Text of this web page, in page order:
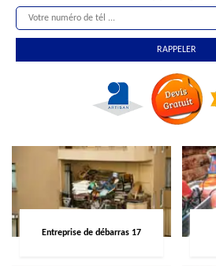
Entreprise de débarras 17